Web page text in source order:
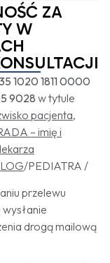
ZA
W
1020 1811 0000
9028 w tytule
pacjenta,
– imię i
/PEDIATRA /
przelewu
drogą mailową